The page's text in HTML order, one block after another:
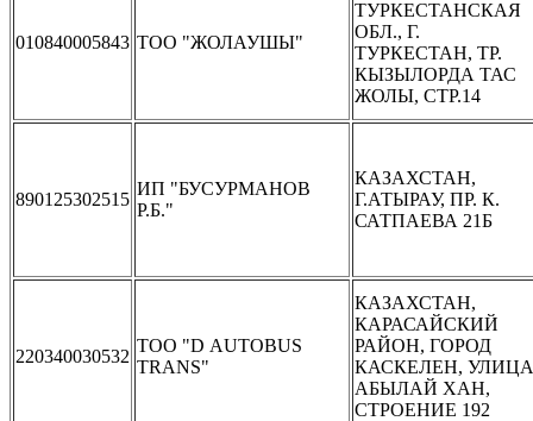
010840005843 ТОО "ЖОЛАУШЫ"
ТУРКЕСТАНСКАЯ
ОБЛ., Г.
ТУРКЕСТАН, ТР.
КЫЗЫЛОРДА ТАС
ЖОЛЫ, СТР.14
890125302515
ИП "БУСУРМАНОВ
Р.Б."
КАЗАХСТАН,
Г.АТЫРАУ, ПР. К.
САТПАЕВА 21Б
220340030532
TOO "D AUTOBUS
TRANS"
КАЗАХСТАН,
КАРАСАЙСКИЙ
РАЙОН, ГОРОД
КАСКЕЛЕН, УЛИЦА
АБЫЛАЙ ХАН,
СТРОЕНИЕ 192